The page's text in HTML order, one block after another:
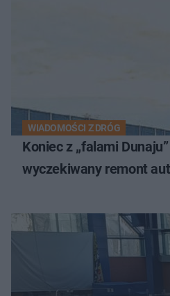
WIADOMOŚCI Z DRÓG
Koniec z „falami
wyczekiwany remont